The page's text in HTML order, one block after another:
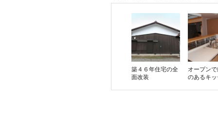
築４６年住宅の全
面改装
オープン
のあるキ